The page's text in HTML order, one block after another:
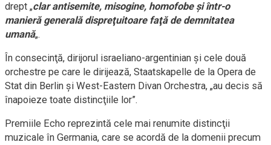
drept „clar antisemite, misogine, homofobe şi într-o
manieră generală dispreţuitoare faţă de demnitatea
umană„.
În consecinţă, dirijorul israeliano-argentinian şi cele două
orchestre pe care le dirijează, Staatskapelle de la Opera de
Stat din Berlin şi West-Eastern Divan Orchestra, „au decis să
înapoieze toate distincţiile lor”.
Premiile Echo reprezintă cele mai renumite distincţii
muzicale în Germania, care se acordă de la domenii precum